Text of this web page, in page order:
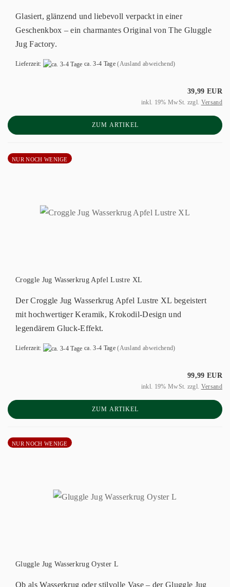
Glasiert, glänzend und liebevoll verpackt in einer
Geschenkbox – ein charmantes Original von The Gluggle
Jug Factory.
Lieferzeit: ca. 3-4 Tage (Ausland abweichend)
39,99 EUR
inkl. 19% MwSt. zzgl. Versand
ZUM ARTIKEL
NUR NOCH WENIGE
Croggle Jug Wasserkrug Apfel Lustre XL
Der Croggle Jug Wasserkrug Apfel Lustre XL begeistert
mit hochwertiger Keramik, Krokodil-Design und
legendärem Gluck-Effekt.
Lieferzeit: ca. 3-4 Tage (Ausland abweichend)
99,99 EUR
inkl. 19% MwSt. zzgl. Versand
ZUM ARTIKEL
NUR NOCH WENIGE
Gluggle Jug Wasserkrug Oyster L
Ob als Wasserkrug oder stilvolle Vase – der Gluggle Jug